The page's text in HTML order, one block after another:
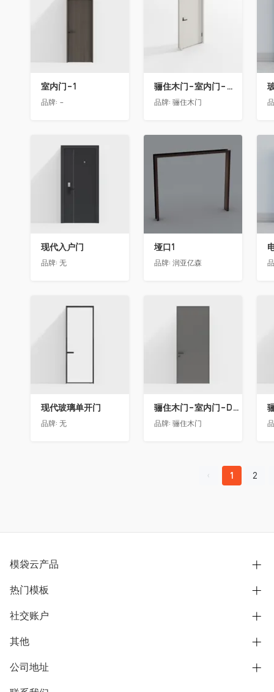
室内门-1
品牌: -
骊住木门-室内门-单开门-BFA-EF浅灰色
品牌: 骊住木门
收藏
现代入户门
品牌: 无
收藏
垭口1
品牌: 润亚亿森
收藏
现代玻璃单开门
品牌: 无
骊住木门-室内门-DAA标准门-方形把手-2350-灰色
品牌: 骊住木门
1 2
模袋云产品
别墅设计营销
模型协同展示分享
别墅社区
热门模板
欧式别墅
中式别墅
社交账户
B站
抖音
微信公众号
其他
用户服务协议
隐私政策
公司地址